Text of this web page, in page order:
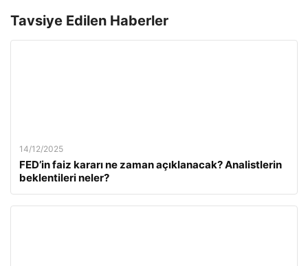
Tavsiye Edilen Haberler
14/12/2025
FED’in faiz kararı ne zaman açıklanacak? Analistlerin
beklentileri neler?